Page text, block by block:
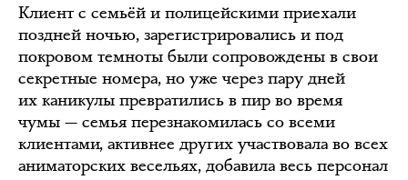
Клиент с семьёй и полицейскими приехали
поздней ночью, зарегистрировались и под
покровом темноты были сопровождены в свои
секретные номера, но уже через пару дней
их каникулы превратились в пир во время
чумы — семья перезнакомилась со всеми
клиентами, активнее других участвовала во всех
аниматорских весельях, добавила весь персонал